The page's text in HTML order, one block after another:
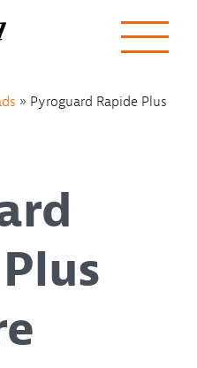
» Pyroguard Rapide Plus